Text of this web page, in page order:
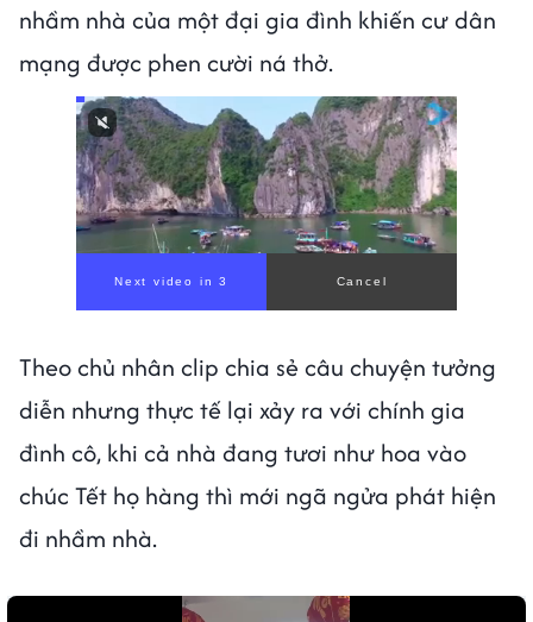
nhầm nhà của một đại gia đình khiến cư dân
mạng được phen cười ná thở.
Next video in 1 Cancel
Theo chủ nhân clip chia sẻ câu chuyện tưởng
diễn nhưng thực tế lại xảy ra với chính gia
đình cô, khi cả nhà đang tươi như hoa vào
chúc Tết họ hàng thì mới ngã ngửa phát hiện
đi nhầm nhà.